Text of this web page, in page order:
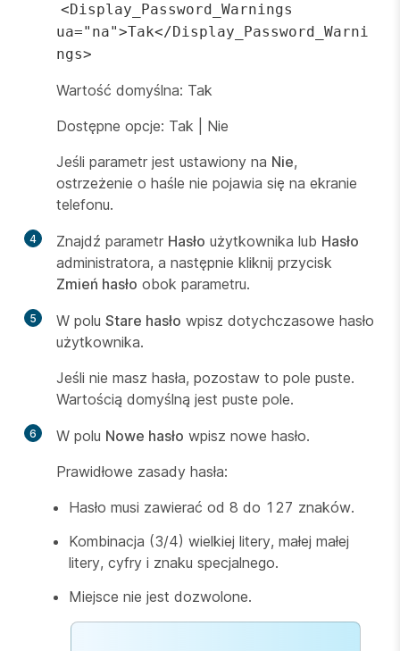
<Display_Password_Warnings
ua="na">Tak</Display_Password_Warni
ngs>
Wartość domyślna: Tak
Dostępne opcje: Tak | Nie
Jeśli parametr jest ustawiony na Nie,
ostrzeżenie o haśle nie pojawia się na ekranie
telefonu.
4 Znajdź parametr Hasło użytkownika lub Hasło
administratora, a następnie kliknij przycisk
Zmień hasło obok parametru.
5 W polu Stare hasło wpisz dotychczasowe hasło
użytkownika.
Jeśli nie masz hasła, pozostaw to pole puste.
Wartością domyślną jest puste pole.
6 W polu Nowe hasło wpisz nowe hasło.
Prawidłowe zasady hasła:
Hasło musi zawierać od 8 do 127 znaków.
Kombinacja (3/4) wielkiej litery, małej małej
litery, cyfry i znaku specjalnego.
Miejsce nie jest dozwolone.